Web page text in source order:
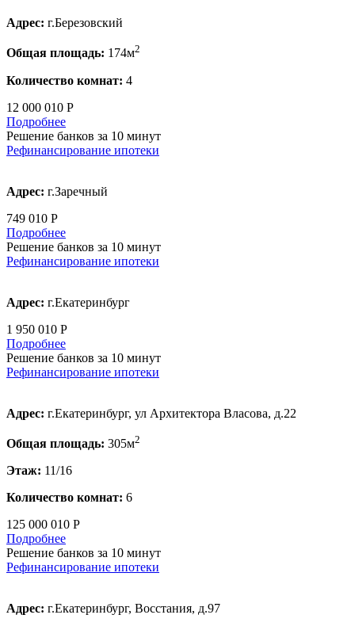
Адрес: г.Березовский
Общая площадь: 174м2
Количество комнат: 4
12 000 010 Р
Подробнее
Решение банков за 10 минут
Рефинансирование ипотеки
Адрес: г.Заречный
749 010 Р
Подробнее
Решение банков за 10 минут
Рефинансирование ипотеки
Адрес: г.Екатеринбург
1 950 010 Р
Подробнее
Решение банков за 10 минут
Рефинансирование ипотеки
Адрес: г.Екатеринбург, ул Архитектора Власова, д.22
Общая площадь: 305м2
Этаж: 11/16
Количество комнат: 6
125 000 010 Р
Подробнее
Решение банков за 10 минут
Рефинансирование ипотеки
Адрес: г.Екатеринбург, Восстания, д.97